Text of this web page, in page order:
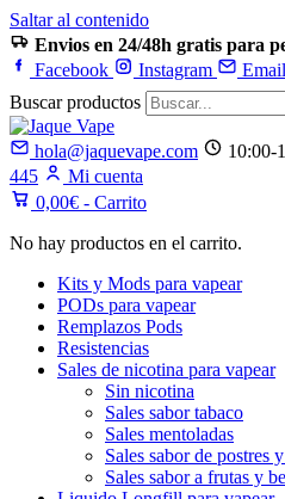
Saltar al contenido
Envios en 24/48h gratis para
Facebook
Instagram
Email
Buscar productos
hola@jaquevape.com 10:00-
445
Mi cuenta
0,00€ - Carrito
No hay productos en el carrito.
Kits y Mods para vapear
PODs para vapear
Remplazos Pods
Resistencias
Sales de nicotina para vapear
Sin nicotina
Sales sabor tabaco
Sales mentoladas
Sales sabor de postres
Sales sabor a frutas y